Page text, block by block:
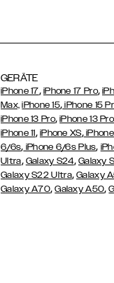
GERÄTE
iPhone 17, iPhone 17 Pro,
Max, iPhone 15, iPhone 15
iPhone 13 Pro,iPhone 13
iPhone 11, iPhone XS,
6/6s, iPhone 6/6s Plus,
Ultra, Galaxy S24, Galaxy
Galaxy S22 Ultra,Galaxy
Galaxy A70,Galaxy A50,